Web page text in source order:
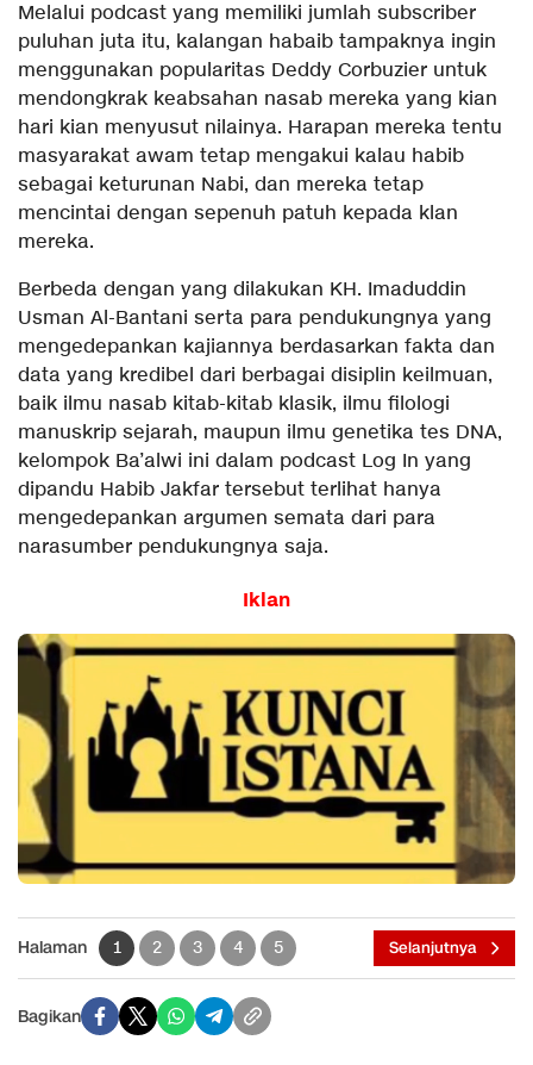
Melalui podcast yang memiliki jumlah subscriber
puluhan juta itu, kalangan habaib tampaknya ingin
menggunakan popularitas Deddy Corbuzier untuk
mendongkrak keabsahan nasab mereka yang kian
hari kian menyusut nilainya. Harapan mereka tentu
masyarakat awam tetap mengakui kalau habib
sebagai keturunan Nabi, dan mereka tetap
mencintai dengan sepenuh patuh kepada klan
mereka.
Berbeda dengan yang dilakukan KH. Imaduddin
Usman Al-Bantani serta para pendukungnya yang
mengedepankan kajiannya berdasarkan fakta dan
data yang kredibel dari berbagai disiplin keilmuan,
baik ilmu nasab kitab-kitab klasik, ilmu filologi
manuskrip sejarah, maupun ilmu genetika tes DNA,
kelompok Ba’alwi ini dalam podcast Log In yang
dipandu Habib Jakfar tersebut terlihat hanya
mengedepankan argumen semata dari para
narasumber pendukungnya saja.
Iklan
Halaman 1 2 3 4 5 Selanjutnya
Bagikan